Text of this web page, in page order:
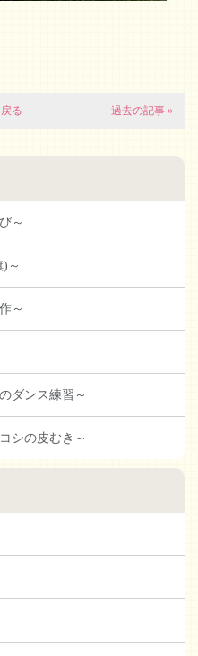
る 過去の記事 »
～
～
～
ダンス練習～
シの皮むき～